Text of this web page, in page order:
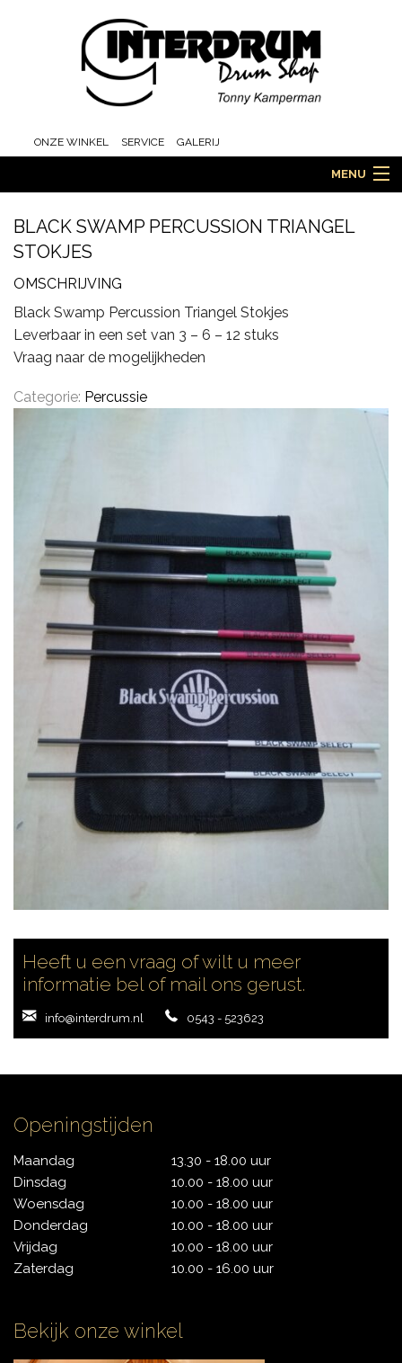
ONZE WINKEL SERVICE GALERIJ
MENU
HOME
ORCHESTRA EN MARCHING
PERCUSSIE
DRUMSCHOOL
CONTACT
BLACK SWAMP PERCUSSION TRIANGEL
STOKJES
OMSCHRIJVING
Black Swamp Percussion Triangel Stokjes
Leverbaar in een set van 3 – 6 – 12 stuks
Vraag naar de mogelijkheden
Categorie: Percussie
Heeft u een vraag of wilt u meer
informatie bel of mail ons gerust.
info@interdrum.nl 0543 - 523623
Openingstijden
Maandag
Dinsdag
Woensdag
Donderdag
Vrijdag
Zaterdag
13.30 - 18.00 uur
10.00 - 18.00 uur
10.00 - 18.00 uur
10.00 - 18.00 uur
10.00 - 18.00 uur
10.00 - 16.00 uur
Bekijk onze winkel